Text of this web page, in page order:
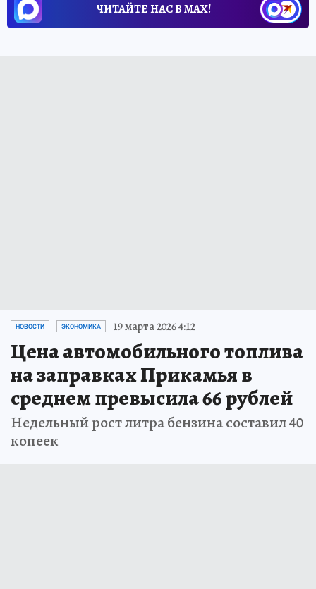
ЧИТАЙТЕ НАС В МАХ!
НОВОСТИ ЭКОНОМИКА 19 марта 2026 4:12
Цена автомобильного топлива
на заправках Прикамья в
среднем превысила 66 рублей
Недельный рост литра бензина составил 40
копеек